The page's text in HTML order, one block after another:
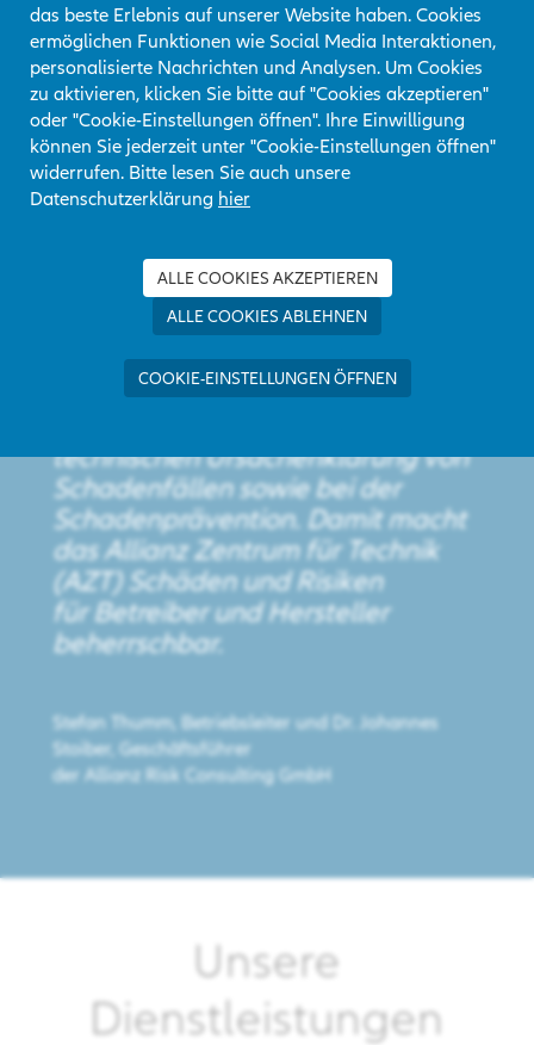
das beste Erlebnis auf unserer Website haben. Cookies
ermöglichen Funktionen wie Social Media Interaktionen,
personalisierte Nachrichten und Analysen. Um Cookies
zu aktivieren, klicken Sie bitte auf "Cookies akzeptieren"
oder "Cookie-Einstellungen öffnen". Ihre Einwilligung
können Sie jederzeit unter "Cookie-Einstellungen öffnen"
widerrufen. Bitte lesen Sie auch unsere
Datenschutzerklärung hier
ALLE COOKIES AKZEPTIEREN
ALLE COOKIES ABLEHNEN
COOKIE-EINSTELLUNGEN ÖFFNEN
Als unabhängige und neutrale
Serviceeinrichtung unterstützt die
Allianz Risk Consulting GmbH die
technischen Ursachenklärung von
Schadenfällen sowie bei der
Schadenprävention. Damit macht
das Allianz Zentrum für Technik
(AZT) Schäden und Risiken
für Betreiber und Hersteller
beherrschbar.
Stefan Thumm, Betriebsleiter und Dr. Johannes
Stoiber, Geschäftsführer
der Allianz Risk Consulting GmbH
Unsere
Dienstleistungen